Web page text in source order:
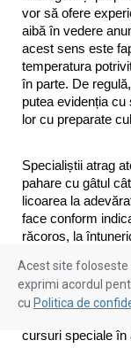
vor să ofere
aibă în vedere
acest sens este
temperatura
în parte. De
putea evidenția
lor cu preparate
Specialiștii atrag
pahare cu gâtul
licoarea la
face conform
răcoros, la
Nu poate fi uitat
cursuri speciale
Acest site foloseste
exprimi acordul
cu Politica de